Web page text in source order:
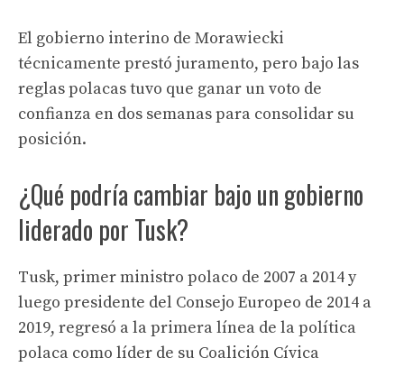
El gobierno interino de Morawiecki
técnicamente prestó juramento, pero bajo las
reglas polacas tuvo que ganar un voto de
confianza en dos semanas para consolidar su
posición.
¿Qué podría cambiar bajo un gobierno
liderado por Tusk?
Tusk, primer ministro polaco de 2007 a 2014 y
luego presidente del Consejo Europeo de 2014 a
2019, regresó a la primera línea de la política
polaca como líder de su Coalición Cívica